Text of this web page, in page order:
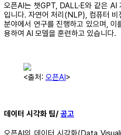
오픈AI는 챗GPT, DALL·E와 같은 AI
입니다. 자연어 처리(NLP), 컴퓨터
분야에서 연구를 진행하고 있으며, 이
용하여 AI 모델을 훈련하고 있습니다.
<출처: 오픈AI>
데이터 시각화 팀/ 공고